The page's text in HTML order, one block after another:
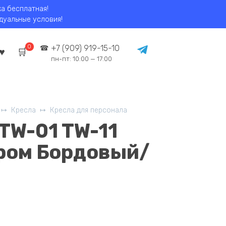
бесплатная!
условия!
0 +7 (909) 919-15-10
пн-пт: 10:00 — 17:00
Кресла Кресла для персонала
01 TW-11
Бордовый/